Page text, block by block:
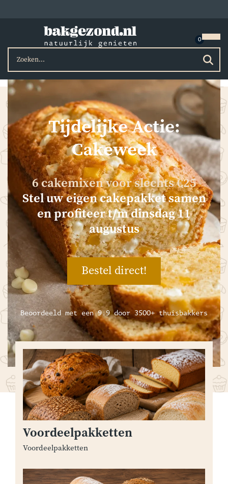
Tijdelijke Actie:
Cakeweek
6 cakemixen voor slechts €25
Stel uw eigen cakepakket samen
en profiteer t/m dinsdag 11
augustus
Bestel direct!
Beoordeeld met een 9.9 door 3500+ thuisbakkers
Voordeelpakketten
Voordeelpakketten